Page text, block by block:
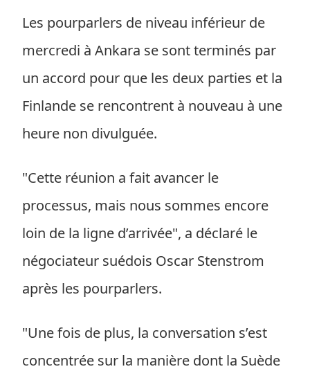
Les pourparlers de niveau inférieur de
mercredi à Ankara se sont terminés par
un accord pour que les deux parties et la
Finlande se rencontrent à nouveau à une
heure non divulguée.
"Cette réunion a fait avancer le
processus, mais nous sommes encore
loin de la ligne d’arrivée", a déclaré le
négociateur suédois Oscar Stenstrom
après les pourparlers.
"Une fois de plus, la conversation s’est
concentrée sur la manière dont la Suède